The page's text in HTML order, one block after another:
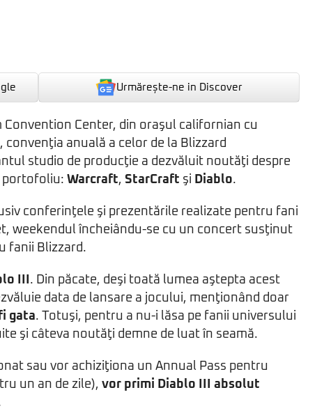
Urmărește-ne in Discover
Center, din oraşul californian cu
, convenţia anuală a celor de la Blizzard
studio de producţie a dezvăluit noutăţi despre
portofoliu: Warcraft, StarCraft şi Diablo.
conferinţele şi prezentările realizate pentru fani
weekendul încheiându-se cu un concert susţinut
fanii Blizzard.
III . Din păcate, deşi toată lumea aştepta acest
data de lansare a jocului, menţionând doar
gata. Totuşi, pentru a nu-i lăsa pe fanii universului
şi câteva noutăţi demne de luat în seamă.
sau vor achiziţiona un Annual Pass pentru
un an de zile), vor primi Diablo III absolut